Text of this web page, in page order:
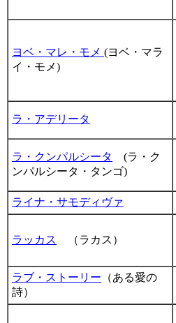
ヨベ・マレ・モメ (ヨベ・マラ
イ・モメ)
ラ・アデリータ
ラ・クンパルシータ
(ラ・ク
ンパルシータ・タンゴ)
ライナ・サモディヴァ
ラッカス （ラカス）
ラブ・ストーリー （ある愛の
詩）